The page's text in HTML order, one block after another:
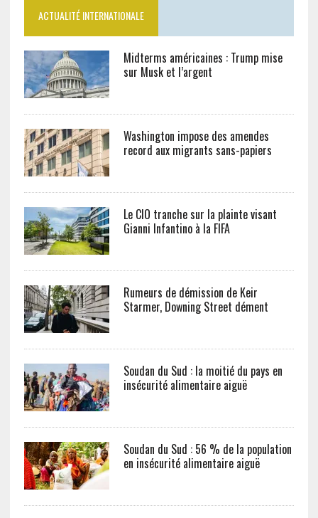
ACTUALITÉ INTERNATIONALE
Midterms américaines : Trump mise
sur Musk et l’argent
Washington impose des amendes
record aux migrants sans-papiers
Le CIO tranche sur la plainte visant
Gianni Infantino à la FIFA
Rumeurs de démission de Keir
Starmer, Downing Street dément
Soudan du Sud : la moitié du pays en
insécurité alimentaire aiguë
Soudan du Sud : 56 % de la population
en insécurité alimentaire aiguë